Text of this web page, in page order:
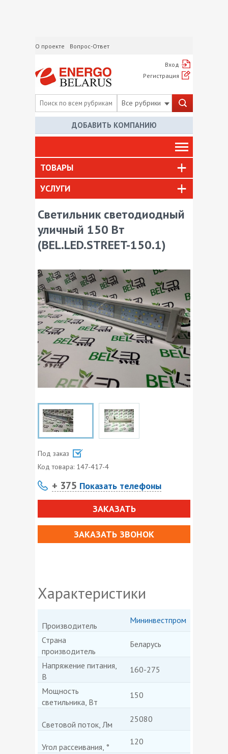
О проекте Вопрос-Ответ
Вход
Регистрация
Все рубрики
ДОБАВИТЬ КОМПАНИЮ
ТОВАРЫ
УСЛУГИ
Cветильник cветодиодный
уличный 150 Вт
(BEL.LED.STREET-150.1)
Под заказ
Код товара: 147-417-4
+ 375 Показать телефоны
ЗАКАЗАТЬ
ЗАКАЗАТЬ ЗВОНОК
Характеристики
Производитель
Мининвестпром
Страна
производитель
Беларусь
Напряжение питания,
В
160-275
Мощность
светильника, Вт
150
Световой поток, Лм
25080
Угол рассеивания, °
120